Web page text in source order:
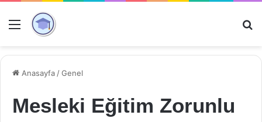
Menü
Anasayfa /Genel
Mesleki Eğitim Zorunlu